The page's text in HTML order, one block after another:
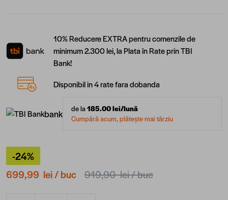
10% Reducere EXTRA pentru comenzile de
minimum 2.300 lei, la Plata în Rate prin TBI
Bank!
Disponibil in 4 rate fara dobanda
bank de la185.00lei/lună
Cumpără acum, plătește mai târziu
-24%
699,99 lei/ buc 919,90 lei/ buc